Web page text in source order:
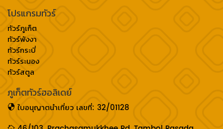
โปรแกรมทัวร์
ทัวร์ภูเก็ต
ทัวร์พังงา
ทัวร์กระบี่
ทัวร์ระนอง
ทัวร์สตูล
ภูเก็ตทัวร์ฮอลิเดย์
ใบอนุญาตนำเที่ยว เลขที่: 32/01128